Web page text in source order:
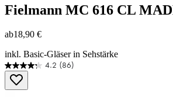
Fielmann MC 616 CL
ab18,90 €
inkl. Basic-Gläser in Sehstärke
4.2 (86)
4.2
von
5